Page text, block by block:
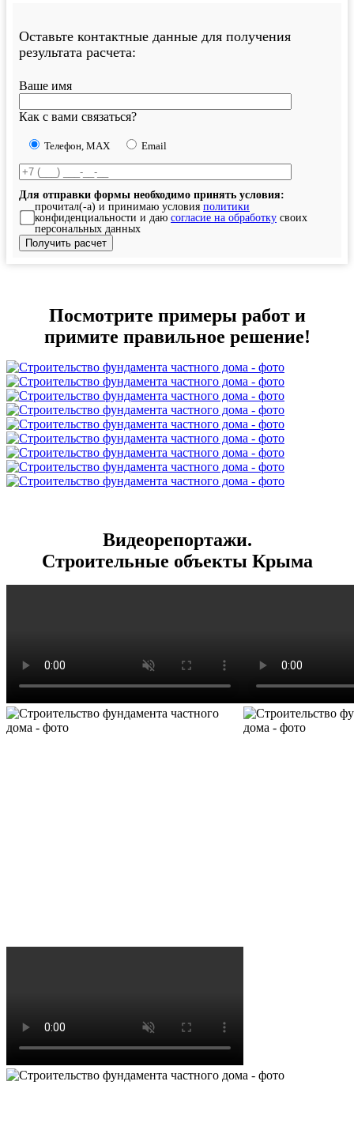
Оставьте контактные данные для получения
результата расчета:
Ваше имя
Как с вами связаться?
Телефон, MAX Email
Для отправки формы необходимо принять условия:
прочитал(-а) и принимаю условия политики
конфиденциальности и даю согласие на обработку своих
персональных данных
Посмотрите примеры работ и
примите правильное решение!
Видеорепортажи.
Строительные объекты Крыма